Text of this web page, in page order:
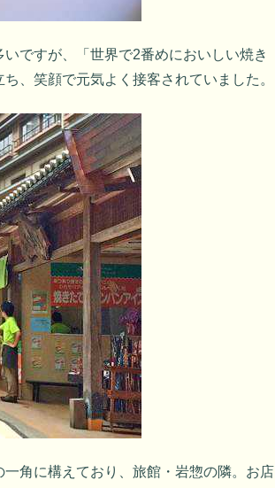
ですが、「世界で2番めにおいしい焼き
、笑顔で元気よく接客されていました。
角に構えており、旅館・岩惣の隣。お店